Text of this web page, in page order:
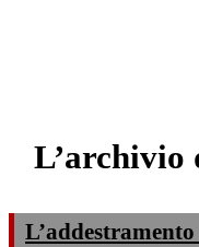
L’archivio